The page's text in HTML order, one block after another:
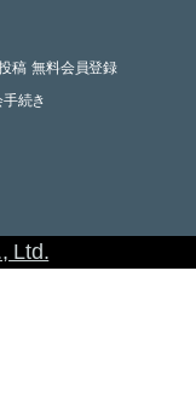
稿 無料会員登録
続き
Ltd.